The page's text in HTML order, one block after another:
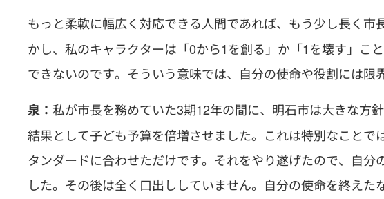
もっと柔軟に幅広く対応できる人間であれば、もう少し長く市
かし、私のキャラクターは「0から1を創る」か「1を壊す」こ
できないのです。そういう意味では、自分の使命や役割には限
泉： 私が市長を務めていた3期12年の間に、明石市は大きな方
結果として子ども予算を倍増させました。これは特別なこと
タンダードに合わせただけです。それをやり遂げたので、自
した。その後は全く口出ししていません。自分の使命を終え